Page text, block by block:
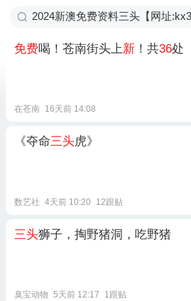
免费喝！苍南街头上新 ！共36处
在苍南 16天前 14:08
《夺命三头虎》
数艺社 4天前 10:20 12跟贴
三头狮子，掏野猪洞，吃野猪
臭宝动物 5天前 12:17 1跟贴